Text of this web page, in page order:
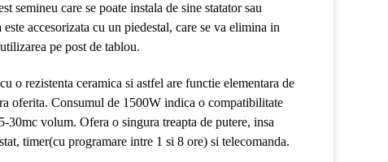
semineu care se poate instala de sine statator sau
este accesorizata cu un piedestal, care se va elimina in
pe post de tablou.
o rezistenta ceramica si astfel are functie elementara de
oferita. Consumul de 1500W indica o compatibilitate
30mc volum. Ofera o singura treapta de putere, insa
timer(cu programare intre 1 si 8 ore) si telecomanda.